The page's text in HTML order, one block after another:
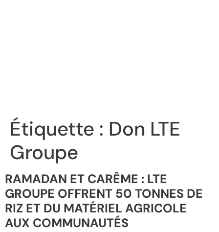
Étiquette : Don LTE
Groupe
RAMADAN ET CARÊME : LTE
GROUPE OFFRENT 50 TONNES DE
RIZ ET DU MATÉRIEL AGRICOLE
AUX COMMUNAUTÉS